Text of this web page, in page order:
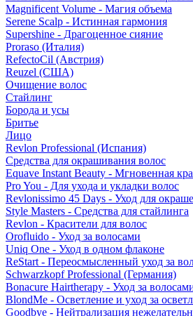
Magnificent Volume - Магия объема
Serene Scalp - Истинная гармония
Supershine - Драгоценное сияние
Proraso (Италия)
RefectoCil (Австрия)
Reuzel (США)
Очищение волос
Стайлинг
Борода и усы
Бритье
Лицо
Revlon Professional (Испания)
Средства для окрашивания волос
Equave Instant Beauty - Мгновенная
Pro You - Для ухода и укладки волос
Revlonissimo 45 Days - Уход для
Style Masters - Средства для стайлинга
Revlon - Красители для волос
Orofluido - Уход за волосами
Uniq One - Уход в одном флаконе
ReStart - Переосмысленный уход за
Schwarzkopf Professional (Германия)
Bonacure Hairtherapy - Уход за
BlondMe - Осветление и уход за
Goodbye - Нейтрализация